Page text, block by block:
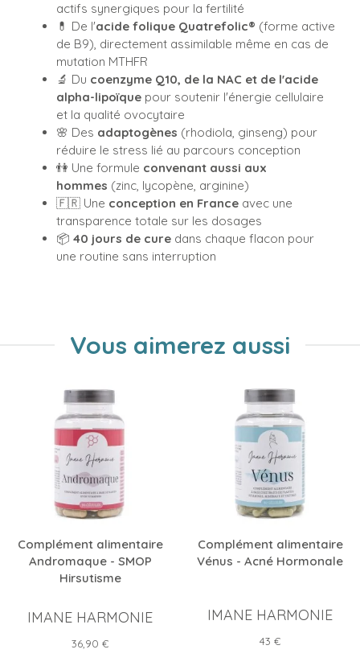
actifs synergiques pour la fertilité
💊 De l'acide folique Quatrefolic® (forme active
de B9), directement assimilable même en cas de
mutation MTHFR
🔬 Du coenzyme Q10, de la NAC et de l'acide
alpha-lipoïque pour soutenir l'énergie cellulaire
et la qualité ovocytaire
🌸 Des adaptogènes (rhodiola, ginseng) pour
réduire le stress lié au parcours conception
👫 Une formule convenant aussi aux
hommes (zinc, lycopène, arginine)
🇫🇷 Une conception en France avec une
transparence totale sur les dosages
📦 40 jours de cure dans chaque flacon pour
une routine sans interruption
Vous aimerez aussi
Complément alimentaire
Andromaque - SMOP
Hirsutisme
IMANE HARMONIE
Prix
36,90 €
Complément alimentaire
Vénus - Acné Hormonale
IMANE HARMONIE
Prix
43 €